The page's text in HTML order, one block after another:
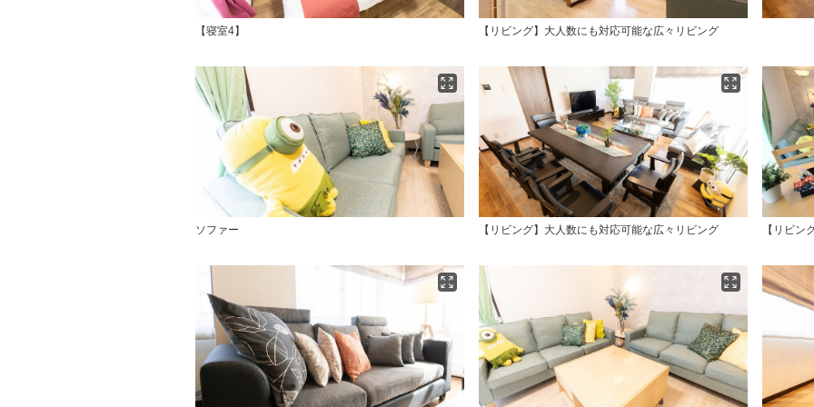
【寝室4】 【リビング】大人数にも対応可能な広々リビング
ソファー 【リビング】大人数にも対応可能な広々リビング 【リビン